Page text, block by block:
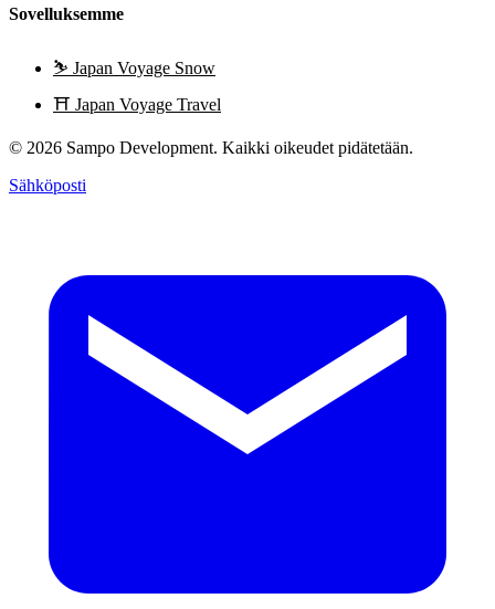
Sovelluksemme
⛷️ Japan Voyage Snow
⛩️ Japan Voyage Travel
© 2026 Sampo Development. Kaikki oikeudet pidätetään.
Sähköposti